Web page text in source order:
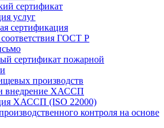
сертификат
услуг
сертификация
ГОСТ Р
сертификат пожарной
производств
и внедрение ХАССП
ХАССП (ISO 22000)
контроля на основе